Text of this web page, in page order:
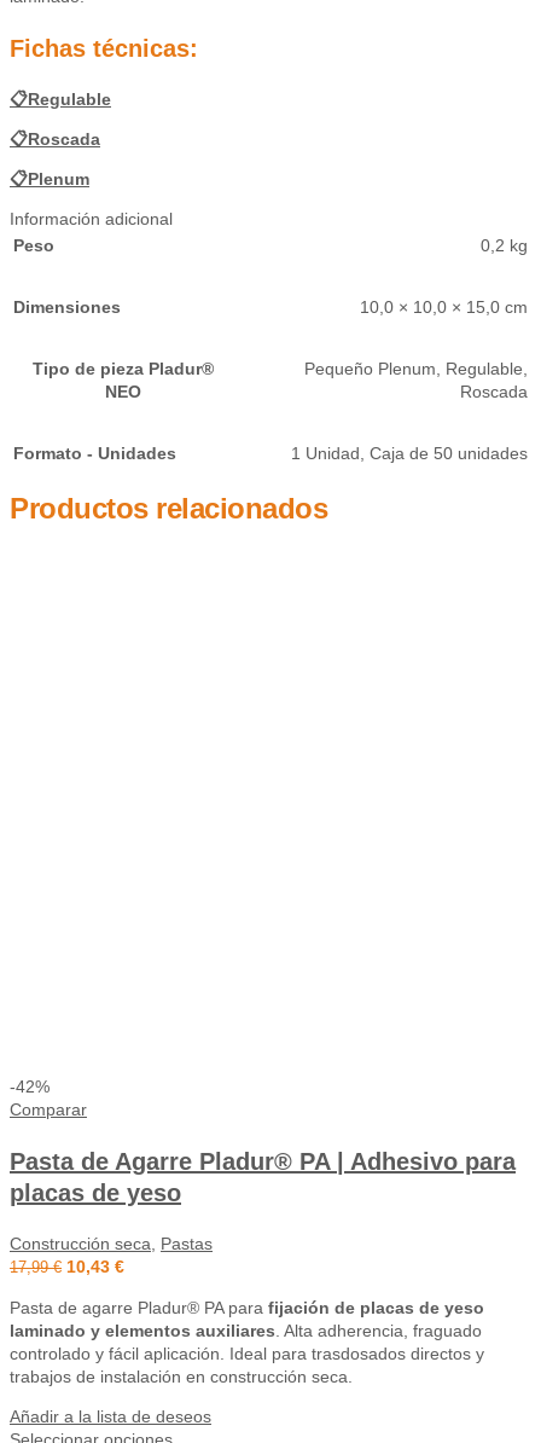
Fichas técnicas:
📋Regulable
📋Roscada
📋Plenum
Información adicional
Peso
0,2 kg
Dimensiones 10,0 × 10,0 × 15,0 cm
Tipo de pieza Pladur®
NEO
Pequeño Plenum Regulable
Roscada
Formato - Unidades 1 Unidad Caja de 50 unidades
Productos relacionados
-42%
Comparar
Pasta de Agarre Pladur® PA | Adhesivo para
placas de yeso
Construcción seca Pastas
17,99€ 10,43 €
Pasta de agarre Pladur® PA para fijación de placas de yeso
laminado y elementos auxiliares . Alta adherencia, fraguado
controlado y fácil aplicación. Ideal para trasdosados directos y
trabajos de instalación en construcción seca.
Añadir a la lista de deseos